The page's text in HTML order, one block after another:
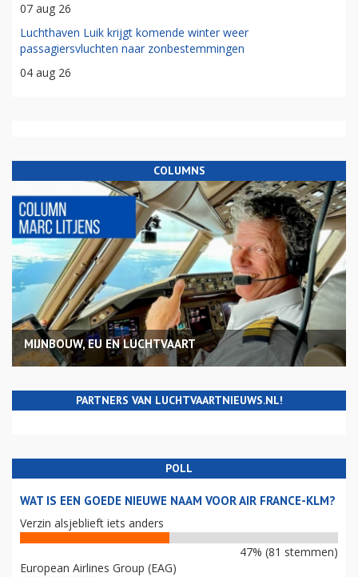
07 aug 26
Luchthaven Luik krijgt komende winter weer
passagiersvluchten naar zonbestemmingen
04 aug 26
COLUMNS
MIJNBOUW, EU EN LUCHTVAART
PARTNERS VAN LUCHTVAARTNIEUWS.NL!
POLL
WAT IS EEN GOEDE NIEUWE NAAM VOOR AIR FRANCE-KLM?
Verzin alsjeblieft iets anders
47% (81 stemmen)
European Airlines Group (EAG)